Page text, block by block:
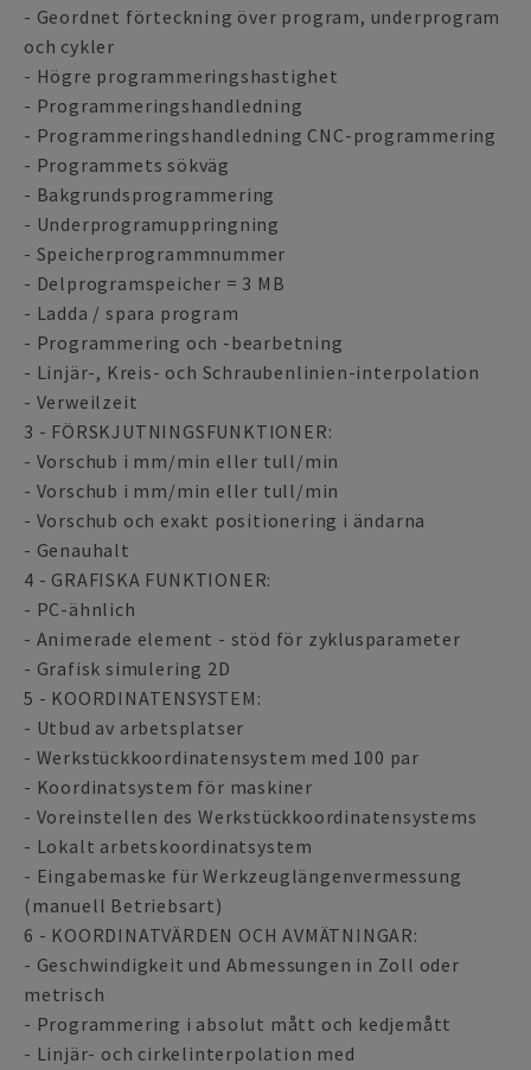
- Geordnet förteckning över program, underprogram
och cykler
- Högre programmeringshastighet
- Programmeringshandledning
- Programmeringshandledning CNC-programmering
- Programmets sökväg
- Bakgrundsprogrammering
- Underprogramuppringning
- Speicherprogrammnummer
- Delprogramspeicher = 3 MB
- Ladda / spara program
- Programmering och -bearbetning
- Linjär-, Kreis- och Schraubenlinien-interpolation
- Verweilzeit
3 - FÖRSKJUTNINGSFUNKTIONER:
- Vorschub i mm/min eller tull/min
- Vorschub i mm/min eller tull/min
- Vorschub och exakt positionering i ändarna
- Genauhalt
4 - GRAFISKA FUNKTIONER:
- PC-ähnlich
- Animerade element - stöd för zyklusparameter
- Grafisk simulering 2D
5 - KOORDINATENSYSTEM:
- Utbud av arbetsplatser
- Werkstückkoordinatensystem med 100 par
- Koordinatsystem för maskiner
- Voreinstellen des Werkstückkoordinatensystems
- Lokalt arbetskoordinatsystem
- Eingabemaske für Werkzeuglängenvermessung
(manuell Betriebsart)
6 - KOORDINATVÄRDEN OCH AVMÄTNINGAR:
- Geschwindigkeit und Abmessungen in Zoll oder
metrisch
- Programmering i absolut mått och kedjemått
- Linjär- och cirkelinterpolation med